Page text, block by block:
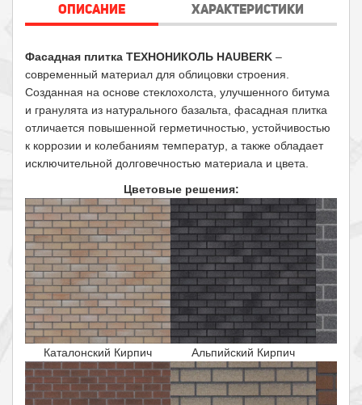
ОПИСАНИЕ ХАРАКТЕРИСТИКИ
Фасадная плитка ТЕХНОНИКОЛЬ HAUBERK –
современный материал для облицовки строения.
Созданная на основе стеклохолста, улучшенного битума
и гранулята из натурального базальта, фасадная плитка
отличается повышенной герметичностью, устойчивостью
к коррозии и колебаниям температур, а также обладает
исключительной долговечностью материала и цвета.
Цветовые решения:
Каталонский Кирпич Альпийский Кирпич